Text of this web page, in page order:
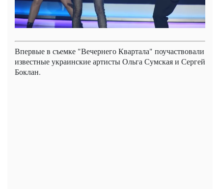
Впервые в съемке "Вечернего Квартала" поучаствовали
известные украинские артисты Ольга Сумская и Сергей
Боклан.